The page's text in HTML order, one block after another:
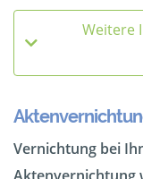
Weitere
Vernichtung bei